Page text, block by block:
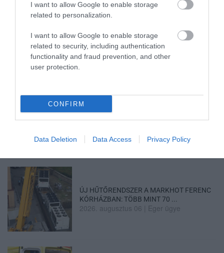
I want to allow Google to enable storage
related to personalization.
I want to allow Google to enable storage
related to security, including authentication
functionality and fraud prevention, and other
user protection.
CONFIRM
Data Deletion Data Access Privacy Policy
LAKÓÉPÜLETEK LÁNGOLTAK SZERDÁN
2026. augusztus 06|Riasztó
„NEM TETTÜNK NYOMÁST A FIUNKRA” –
EGY EGRI CSALÁD TÖRTÉNE...
ÚJ HŰTŐRENDSZER A MARKHOT FERENC
KÓRHÁZBAN: TÖBB MINT 70 ...
2026. augusztus 06 Eger ügye